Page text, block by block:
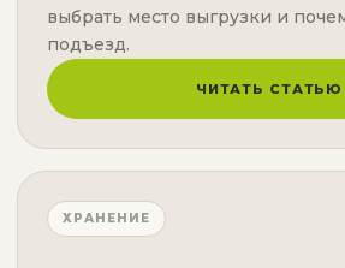
выбрать место выгрузки и
подъезд.
ЧИТАТЬ СТАТЬЮ
ХРАНЕНИЕ